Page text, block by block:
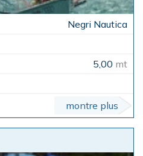
Negri Nautica
5,00 mt
montre plus